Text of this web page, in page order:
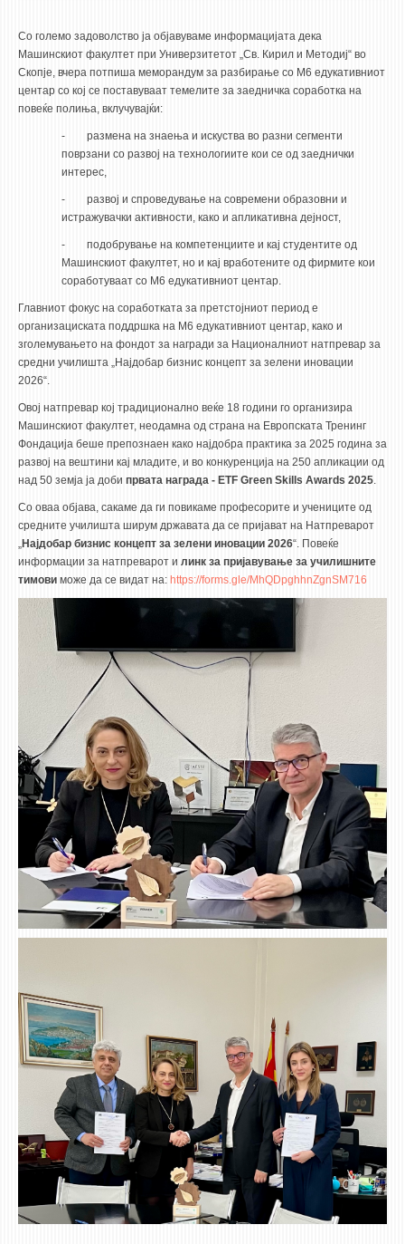
ASSISTANT PROFESSORS
ASSISTANTS
LECTORS
RETIRED STAFF
IN MEMORIAM
UNDERGRADUATE
POSTGRADUATE
INTERNATIONAL EXCHANGE
BULLETIN BOARD
STUDENT ISSUES
LIBRARY
DA VINCI MAGAZINE
CONTACT
NOTIFICATIONS
Со големо задоволство ја објавуваме информацијата дека
Машинскиот факултет при Универзитетот „Св. Кирил и Методиј“ во
Скопје, вчера потпиша меморандум за разбирање со М6 едукативниот
центар со кој се поставуваат темелите за заедничка соработка на
повеќе полиња, вклучувајќи:
- размена на знаења и искуства во разни сегменти
поврзани со развој на технологиите кои се од заеднички
интерес,
- развој и спроведување на современи образовни и
истражувачки активности, како и апликативна дејност,
- подобрување на компетенциите и кај студентите од
Машинскиот факултет, но и кај вработените од фирмите кои
соработуваат со М6 едукативниот центар.
Главниот фокус на соработката за претстојниот период е
организациската поддршка на М6 едукативниот центар, како и
зголемувањето на фондот за награди за Националниот натпревар за
средни училишта „Најдобар бизнис концепт за зелени иновации
2026“.
Овој натпревар кој традиционално веќе 18 години го организира
Машинскиот факултет, неодамна од страна на Европската Тренинг
Фондација беше препознаен како најдобра практика за 2025 година за
развој на вештини кај младите, и во конкуренција на 250 апликации од
над 50 земја ја доби првата награда - ETF Green Skills Awards 2025.
Со оваа објава, сакаме да ги повикаме професорите и учениците од
средните училишта ширум државата да се пријават на Натпреварот
„Најдобар бизнис концепт за зелени иновации 2026“. Повеќе
информации за натпреварот и линк за пријавување за училишните
тимови може да се видат на: https://forms.gle/MhQDpghhnZgnSM716